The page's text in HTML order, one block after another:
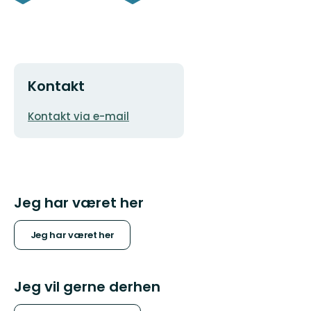
Kontakt
E-
Kontakt via e-mail
Jeg har været her
Jeg har været her
Jeg vil gerne derhen